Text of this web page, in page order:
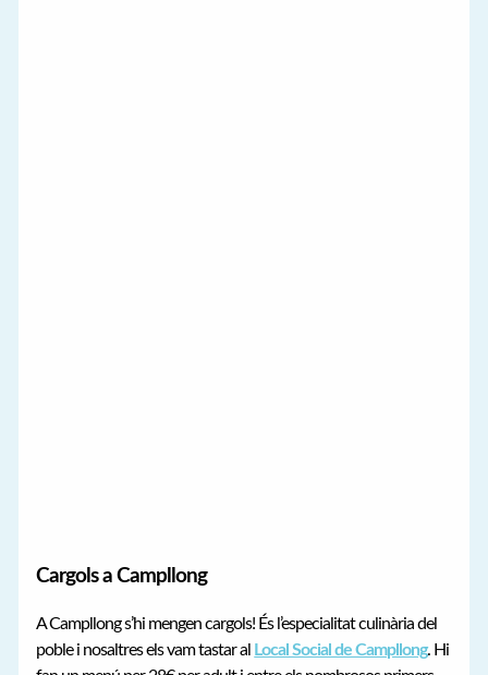
Cargols a Campllong
A Campllong s’hi mengen cargols! És l’especialitat culinària del
poble i nosaltres els vam tastar al Local Social de Campllong. Hi